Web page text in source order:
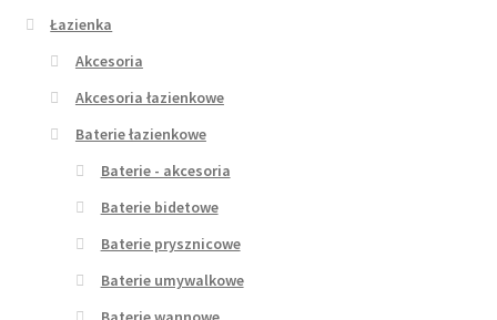
Łazienka
Akcesoria
Akcesoria łazienkowe
Baterie łazienkowe
Baterie - akcesoria
Baterie bidetowe
Baterie prysznicowe
Baterie umywalkowe